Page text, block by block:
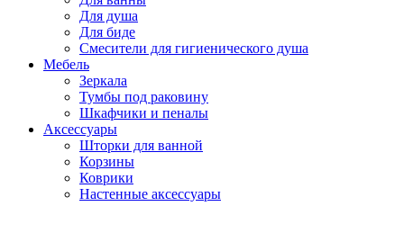
Для душа
Для биде
Смесители для гигиенического душа
Мебель
Зеркала
Тумбы под раковину
Шкафчики и пеналы
Аксессуары
Шторки для ванной
Корзины
Коврики
Настенные аксессуары